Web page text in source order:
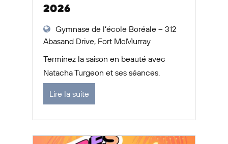
2026
Gymnase de l’école Boréale – 312
Abasand Drive, Fort McMurray
Terminez la saison en beauté avec
Natacha Turgeon et ses séances.
Lire la suite